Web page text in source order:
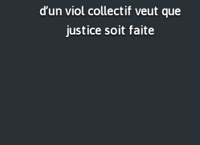
d’un viol collectif veut que
justice soit faite